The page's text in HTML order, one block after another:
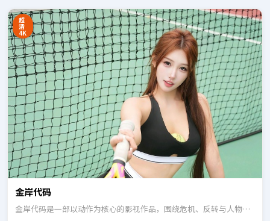
超
清
4K
金岸代码
金岸代码是一部以动作为核心的影视作品，围绕危机、反转与人物成